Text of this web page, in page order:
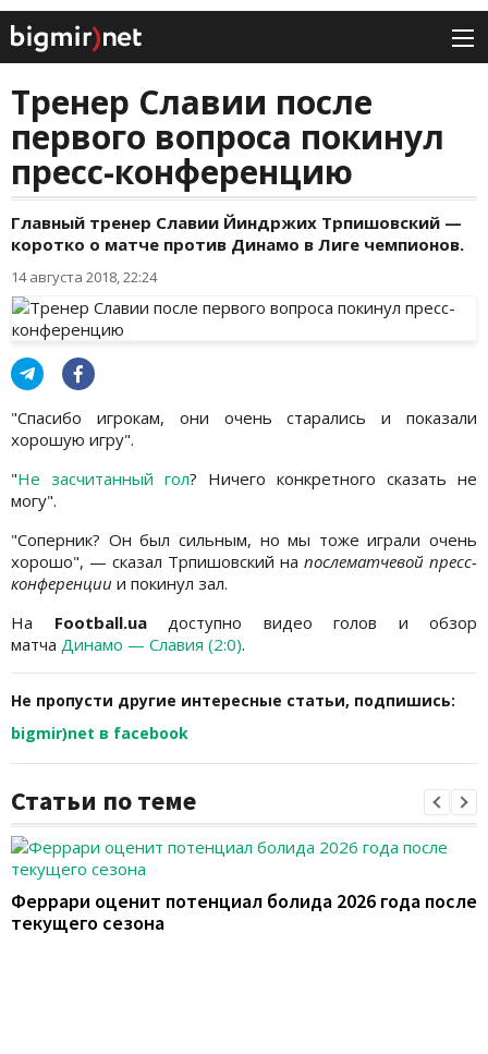
Тренер Славии после
первого вопроса покинул
пресс-конференцию
Главный тренер Славии Йиндржих Трпишовский —
коротко о матче против Динамо в Лиге чемпионов.
14 августа 2018, 22:24
"Спасибо игрокам, они очень старались и показали
хорошую игру".
"Не засчитанный гол? Ничего конкретного сказать не
могу".
"Соперник? Он был сильным, но мы тоже играли очень
хорошо", — сказал Трпишовский на послематчевой пресс-
конференции и покинул зал.
На Football.ua доступно видео голов и обзор
матча Динамо — Славия (2:0).
Не пропусти другие интересные статьи, подпишись:
bigmir)net в facebook
Статьи по теме
Феррари оценит потенциал болида 2026 года после
текущего сезона